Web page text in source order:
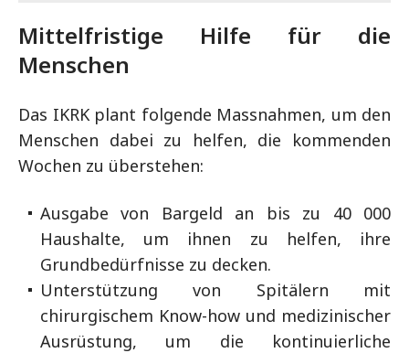
Mittelfristige Hilfe für die
Menschen
Das IKRK plant folgende Massnahmen, um den
Menschen dabei zu helfen, die kommenden
Wochen zu überstehen:
Ausgabe von Bargeld an bis zu 40 000
Haushalte, um ihnen zu helfen, ihre
Grundbedürfnisse zu decken.
Unterstützung von Spitälern mit
chirurgischem Know-how und medizinischer
Ausrüstung, um die kontinuierliche